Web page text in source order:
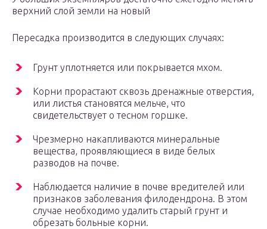
верхний слой земли на новый
Пересадка производится в следующих случаях:
Грунт уплотняется или покрывается мхом.
Корни прорастают сквозь дренажные отверстия,
или листья становятся мельче, что
свидетельствует о тесном горшке.
Чрезмерно накапливаются минеральные
вещества, проявляющиеся в виде белых
разводов на почве.
Наблюдается наличие в почве вредителей или
признаков заболевания филодендрона. В этом
случае необходимо удалить старый грунт и
обрезать больные корни.